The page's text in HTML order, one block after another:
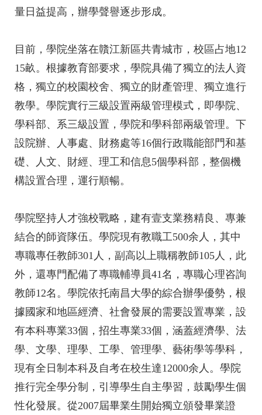
量日益提高，辦學聲譽逐步形成。
目前，學院坐落在贛江新區共青城市，校區占地12
15畝。根據教育部要求，學院具備了獨立的法人資
格，獨立的校園校舍、獨立的財產管理、獨立進行
教學。學院實行三級設置兩級管理模式，即學院、
學科部、系三級設置，學院和學科部兩級管理。下
設院辦、人事處、財務處等16個行政職能部門和基
礎、人文、財經、理工和信息5個學科部，整個機
構設置合理，運行順暢。
學院堅持人才強校戰略，建有壹支業務精良、專兼
結合的師資隊伍。學院現有教職工500余人，其中
專職專任教師301人，副高以上職稱教師105人，此
外，還專門配備了專職輔導員41名，專職心理咨詢
教師12名。學院依托南昌大學的綜合辦學優勢，根
據國家和地區經濟、社會發展的需要設置專業，設
有本科專業33個，招生專業33個，涵蓋經濟學、法
學、文學、理學、工學、管理學、藝術學等學科，
現有全日制本科及自考在校生達12000余人。學院
推行完全學分制，引導學生自主學習，鼓勵學生個
性化發展。從2007屆畢業生開始獨立頒發畢業證